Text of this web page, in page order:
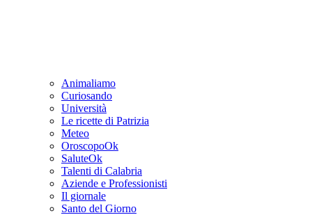
Animaliamo
Curiosando
Università
Le ricette di Patrizia
Meteo
OroscopoOk
SaluteOk
Talenti di Calabria
Aziende e Professionisti
Il giornale
Santo del Giorno